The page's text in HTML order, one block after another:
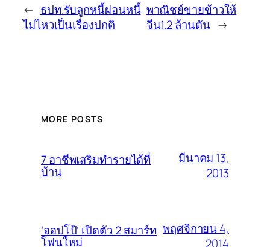
← ธปท.รับลูกหนี้ผ่อนหนี้
ไม่ไหวเป็นเรื่องปกติ
พาณิชย์ขายข้าวให้
จีน1.2 ล้านตัน →
MORE POSTS
7 อาชีพเสริมทำรายได้ที่
บ้าน
มีนาคม 13,
2013
‘ออปโป้’ เปิดตัว 2 สมาร์ท
โฟนใหม่
พฤศจิกายน 4,
2014